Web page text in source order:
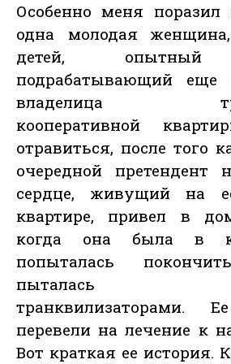
Особенно меня поразил
одна молодая
детей, опытный
подрабатывающий еще
владелица
кооперативной
отравиться, после того
очередной
сердце, живущий на
квартире, привел в
когда она была в
попыталась
пыталась
транквилизаторами.
перевели на лечение к
Вот краткая ее история.